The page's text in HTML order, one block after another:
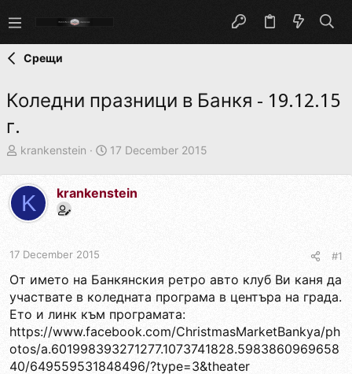
Срещи
Коледни празници в Банкя - 19.12.15
г.
T
r
e
a
d
r
t
e
r
krankenstein
S
a
r
17 December 2015
K krankenstein
17 December 2015 #1
От името на Банкянския ретро авто клуб Ви каня да
участвате в коледната програма в центъра на града.
Ето и линк към програмата:
https://www.facebook.com/ChristmasMarketBankya/ph
otos/a.601998393271277.1073741828.5983860969658
40/649559531848496/?type=3&theater